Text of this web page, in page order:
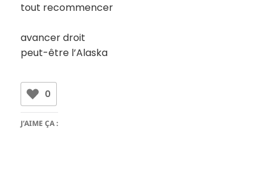
tout recommencer
avancer droit
peut-être l’Alaska
0
J’AIME ÇA :